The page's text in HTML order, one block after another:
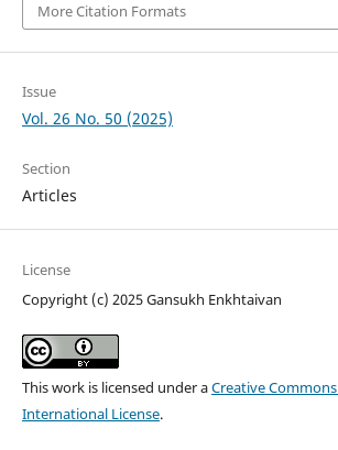
More Citation Formats
Issue
Vol. 26 No. 50 (2025)
Section
Articles
License
Copyright (c) 2025 Gansukh Enkhtaivan
This work is licensed under aCreative
International License.